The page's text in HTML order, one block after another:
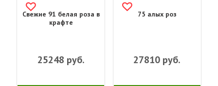
Свежие 91 белая роза в
крафте
25248 руб.
75 алых роз
27810 руб.